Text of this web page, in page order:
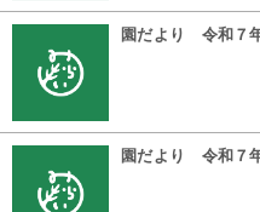
園だより 令和７
園だより 令和７